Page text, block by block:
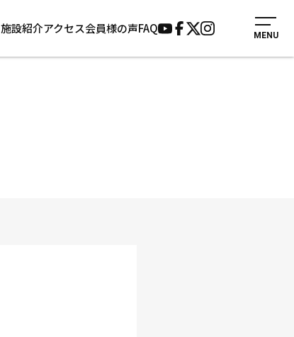
施設紹介アクセス会員様の声FAQ MENU